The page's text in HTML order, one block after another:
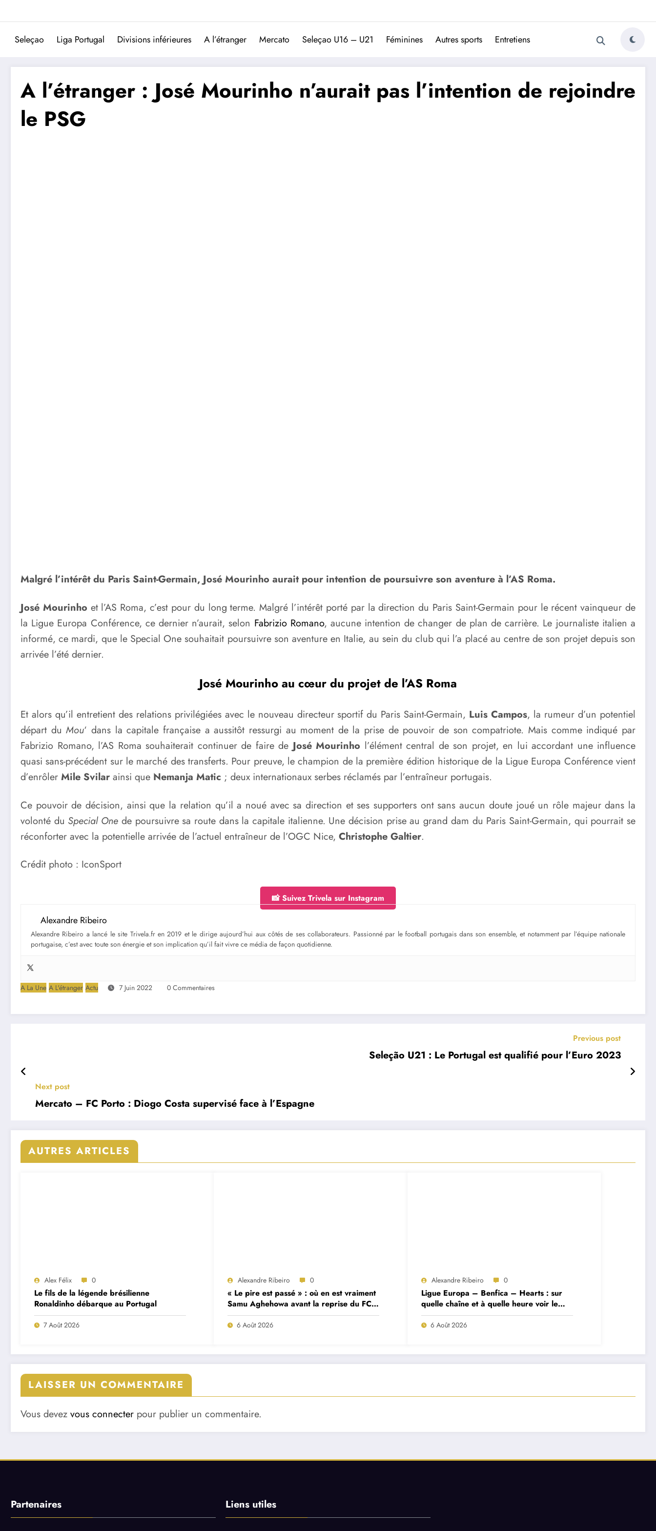
Trivela
L'actualité du football portugais
Seleçao Liga Portugal Divisions inférieures A l’étranger Mercato Seleçao U16 – U21 Féminines Autres sports Entretiens
A l’étranger : José Mourinho n’aurait pas l’intention de rejoindre
le PSG
Malgré l’intérêt du Paris Saint-Germain, José Mourinho aurait pour intention de poursuivre son aventure à l’AS Roma.
José Mourinho et l’AS Roma, c’est pour du long terme. Malgré l’intérêt porté par la direction du Paris Saint-Germain pour le récent vainqueur de
la Ligue Europa Conférence, ce dernier n’aurait, selon Fabrizio Romano, aucune intention de changer de plan de carrière. Le journaliste italien a
informé, ce mardi, que le Special One souhaitait poursuivre son aventure en Italie, au sein du club qui l’a placé au centre de son projet depuis son
arrivée l’été dernier.
José Mourinho au cœur du projet de l’AS Roma
Et alors qu’il entretient des relations privilégiées avec le nouveau directeur sportif du Paris Saint-Germain, Luis Campos, la rumeur d’un potentiel
départ duMou‘ dans la capitale française a aussitôt ressurgi au moment de la prise de pouvoir de son compatriote. Mais comme indiqué par
Fabrizio Romano, l’AS Roma souhaiterait continuer de faire deJosé Mourinho l’élément central de son projet, en lui accordant une influence
quasi sans-précédent sur le marché des transferts. Pour preuve, le champion de la première édition historique de la Ligue Europa Conférence vient
d’enrôler Mile Svilar ainsi que Nemanja Matic ; deux internationaux serbes réclamés par l’entraîneur portugais.
Ce pouvoir de décision, ainsi que la relation qu’il a noué avec sa direction et ses supporters ont sans aucun doute joué un rôle majeur dans la
volonté du Special One de poursuivre sa route dans la capitale italienne. Une décision prise au grand dam du Paris Saint-Germain, qui pourrait se
réconforter avec la potentielle arrivée de l’actuel entraîneur de l’OGC Nice, Christophe Galtier.
Crédit photo : IconSport
📸 Suivez Trivela sur Instagram
Alexandre Ribeiro
Alexandre Ribeiro a lancé le site Trivela.fr en 2019 et le dirige aujourd’hui aux côtés de ses collaborateurs. Passionné par le football portugais dans son ensemble, et notamment par l’équipe nationale
portugaise, c’est avec toute son énergie et son implication qu’il fait vivre ce média de façon quotidienne.
A La Une A L'étranger Actu 7 Juin 2022 0 Commentaires
Previous post
Seleção U21 : Le Portugal est qualifié pour l’Euro 2023
Next post
Mercato – FC Porto : Diogo Costa supervisé face à l’Espagne
AUTRES ARTICLES
Alex Félix 0
Le fils de la légende brésilienne
Ronaldinho débarque au Portugal
7 Août 2026
Alexandre Ribeiro 0
« Le pire est passé » : où en est vraiment
Samu Aghehowa avant la reprise du FC
Porto ?
6 Août 2026
Alexandre Ribeiro 0
Ligue Europa – Benfica – Hearts : sur
quelle chaîne et à quelle heure voir le
match ?
6 Août 2026
LAISSER UN COMMENTAIRE
Vous devez vous connecter pour publier un commentaire.
Partenaires Liens utiles